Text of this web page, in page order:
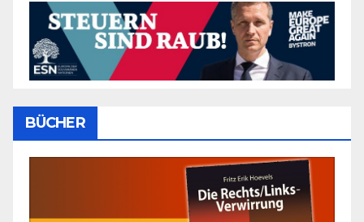
BÜCHER